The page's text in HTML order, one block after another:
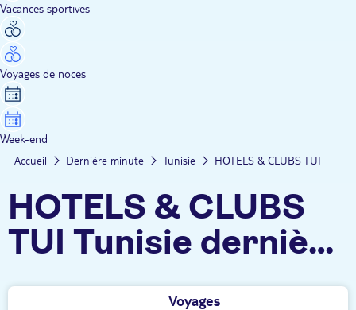
Vacances sportives
Voyages de noces
Week-end
Accueil Dernière minute Tunisie HOTELS & CLUBS TUI
HOTELS & CLUBS
TUI Tunisie dernière
minute
Voyages